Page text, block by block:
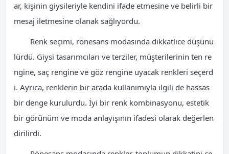
ar, kişinin giysileriyle kendini ifade etmesine ve belirli bir
mesaj iletmesine olanak sağlıyordu.
Renk seçimi, rönesans modasında dikkatlice düşünü
lürdü. Giysi tasarımcıları ve terziler, müşterilerinin ten re
ngine, saç rengine ve göz rengine uyacak renkleri seçerd
i. Ayrıca, renklerin bir arada kullanımıyla ilgili de hassas
bir denge kurulurdu. İyi bir renk kombinasyonu, estetik
bir görünüm ve moda anlayışının ifadesi olarak değerlen
dirilirdi.